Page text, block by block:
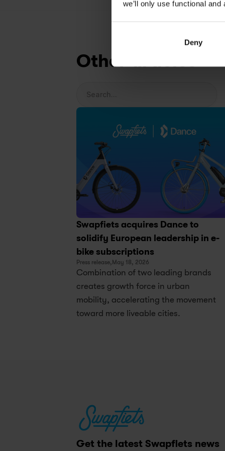
we’ll only use functional
Deny
Other articles
Search...
Swapfiets acquires Dance to
solidify European leadership in e-
bike subscriptions
Press release, May 18, 2026
Combination of two leading brands
creates growth force in urban
mobility, accelerating the movement
toward more liveable cities.
Get the latest Swapfiets news